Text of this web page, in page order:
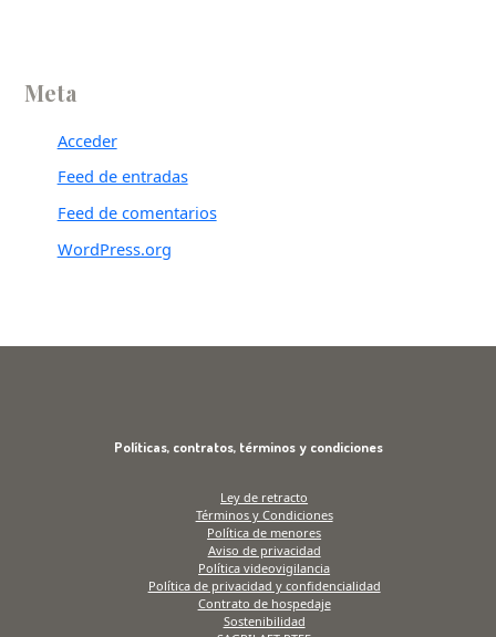
Meta
Acceder
Feed de entradas
Feed de comentarios
WordPress.org
Políticas, contratos, términos y condiciones
Ley de retracto
Términos y Condiciones
Política de menores
Aviso de privacidad
Política videovigilancia
Política de privacidad y confidencialidad
Contrato de hospedaje
Sostenibilidad